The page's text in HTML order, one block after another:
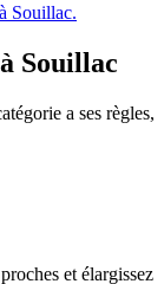
Souillac.
à Souillac
a ses règles,
et élargissez